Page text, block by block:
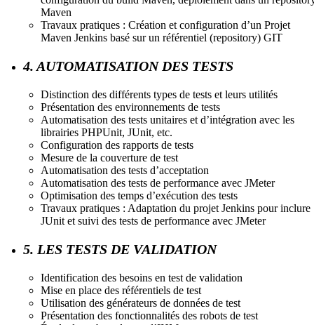
Maven
Travaux pratiques : Création et configuration d’un Projet
Maven Jenkins basé sur un référentiel (repository) GIT
4. AUTOMATISATION DES TESTS
Distinction des différents types de tests et leurs utilités
Présentation des environnements de tests
Automatisation des tests unitaires et d’intégration avec les
librairies PHPUnit, JUnit, etc.
Configuration des rapports de tests
Mesure de la couverture de test
Automatisation des tests d’acceptation
Automatisation des tests de performance avec JMeter
Optimisation des temps d’exécution des tests
Travaux pratiques : Adaptation du projet Jenkins pour inclure
JUnit et suivi des tests de performance avec JMeter
5. LES TESTS DE VALIDATION
Identification des besoins en test de validation
Mise en place des référentiels de test
Utilisation des générateurs de données de test
Présentation des fonctionnalités des robots de test